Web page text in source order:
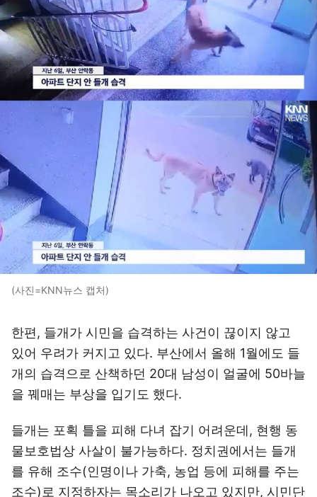
(사진=KNN뉴스 캡처)
한편, 들개가 시민을 습격하는 사건이 끊이지 않고
있어 우려가 커지고 있다. 부산에서 올해 1월에도 들
개의 습격으로 산책하던 20대 남성이 얼굴에 50바늘
을 꿰매는 부상을 입기도 했다.
들개는 포획 틀을 피해 다녀 잡기 어려운데, 현행 동
물보호법상 사살이 불가능하다. 정치권에서는 들개
를 유해 조수(인명이나 가축, 농업 등에 피해를 주는
조수)로 지정하자는 목소리가 나오고 있지만, 시민단